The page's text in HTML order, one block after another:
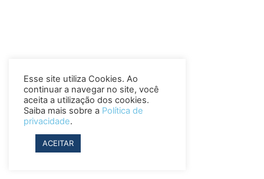
Esse site utiliza Cookies. Ao
continuar a navegar no site, você
aceita a utilização dos cookies.
Saiba mais sobre a Política de
privacidade.
ACEITAR